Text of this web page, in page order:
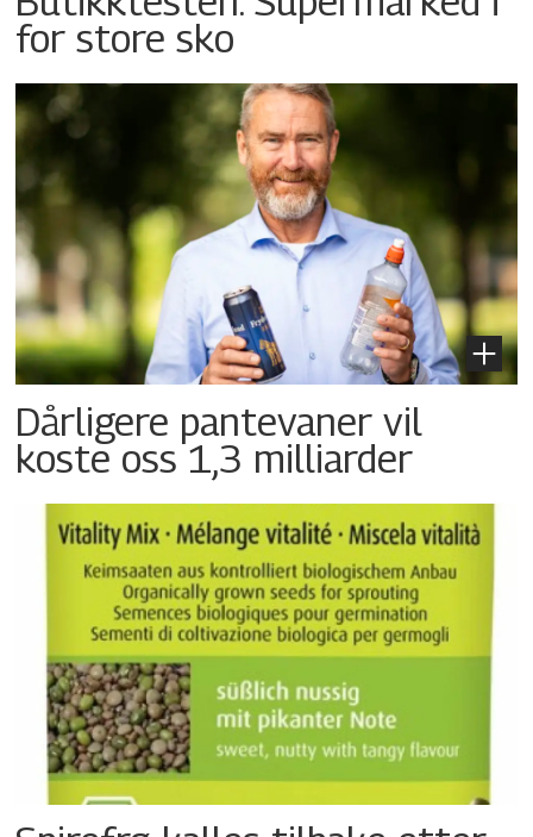
for store sko
Dårligere pantevaner vil
koste oss 1,3 milliarder